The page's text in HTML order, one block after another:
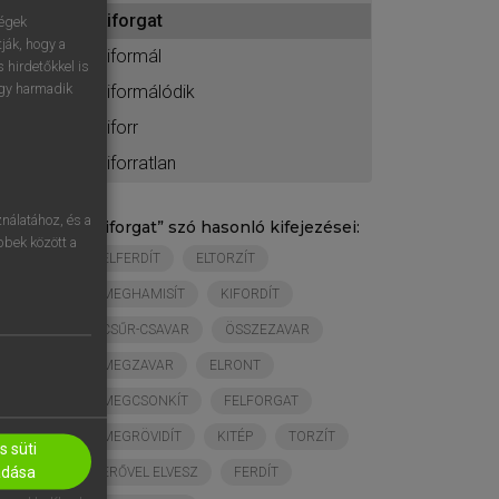
kiforgat
kiformál
kiformálódik
kiforr
kiforratlan
„ kiforgat” szó hasonló kifejezései:
ELFERDÍT ELTORZÍT
MEGHAMISÍT KIFORDÍT
CSŰR-CSAVAR ÖSSZEZAVAR
MEGZAVAR ELRONT
MEGCSONKÍT FELFORGAT
MEGRÖVIDÍT KITÉP TORZÍT
ERŐVEL ELVESZ FERDÍT
hogy a
hirdetőkkel is
harmadik
és a
között a
süti